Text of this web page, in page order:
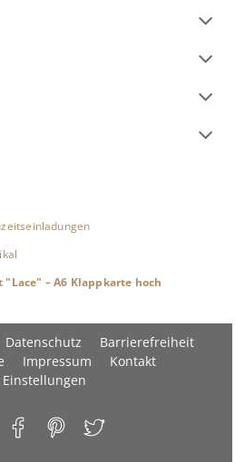
– A6 Klappkarte hoch
Datenschutz
Barrierefreiheit
Impressum
Kontakt
Einstellungen